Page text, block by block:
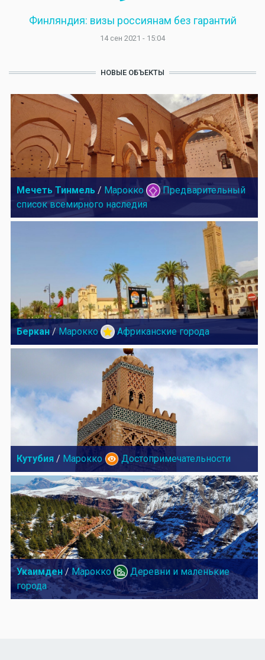
Финляндия: визы россиянам без гарантий
14 сен 2021 - 15:04
НОВЫЕ ОБЪЕКТЫ
Мечеть Тинмель / Марокко
Предварительный
список всемирного наследия
Беркан / Марокко Африканские города
Кутубия / Марокко Достопримечательности
Укаимден/ Марокко
Деревни и маленькие
города